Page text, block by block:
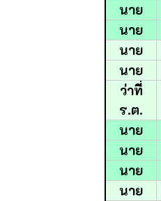
นาย
นาย
นาย
นาย
ว่าที่
ร.ต.
นาย
นาย
นาย
นาย